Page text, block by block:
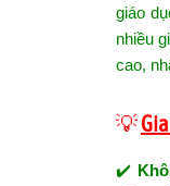
giáo
nhiều
cao,
💡
✔️